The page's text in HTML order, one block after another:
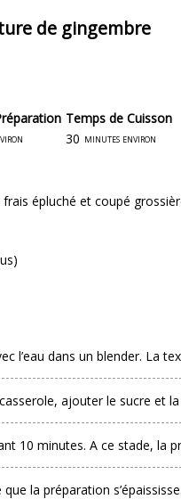
de gingembre
Temps de Cuisson
30 minutes environ
frais épluché et coupé
l’eau dans un blender. La
ajouter le sucre et
10 minutes. A ce stade, la
que la préparation